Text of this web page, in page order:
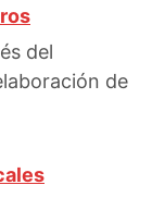
del
de